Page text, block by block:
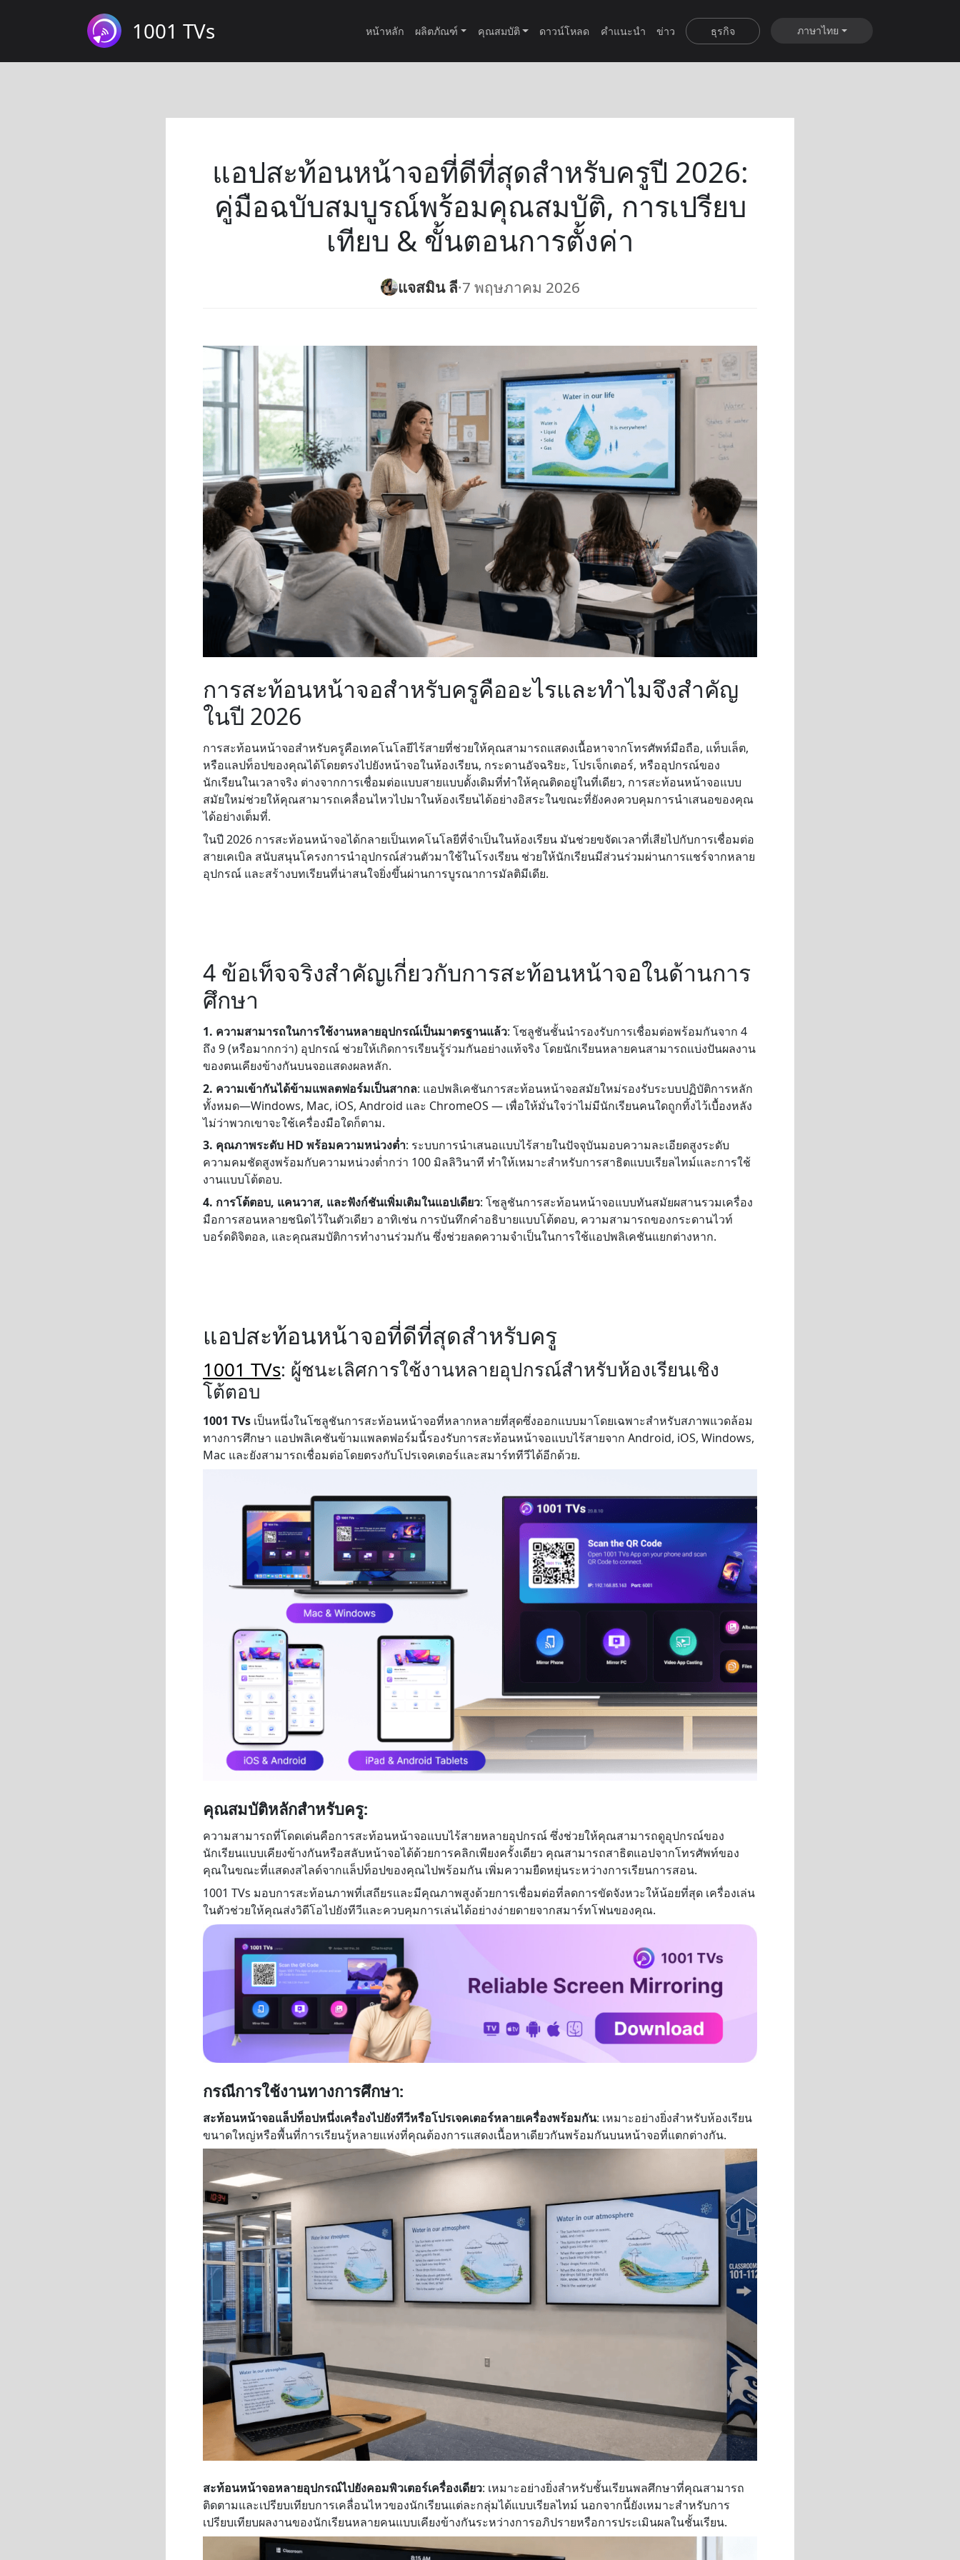
1001 TVs หน้าหลัก ผลิตภัณฑ์ คุณสมบัติ ดาวน์โหลด คำแนะนำ ข่าว ธุรกิจ ภาษาไทย
แอปสะท้อนหน้าจอที่ดีที่สุดสำหรับครูปี 2026:
คู่มือฉบับสมบูรณ์พร้อมคุณสมบัติ, การเปรียบ
เทียบ & ขั้นตอนการตั้งค่า
แจสมิน ลี·7 พฤษภาคม 2026
การสะท้อนหน้าจอสำหรับครูคืออะไรและทำไมจึงสำคัญ
ในปี 2026
การสะท้อนหน้าจอสำหรับครูคือเทคโนโลยีไร้สายที่ช่วยให้คุณสามารถแสดงเนื้อหาจากโทรศัพท์มือถือ, แท็บเล็ต,
หรือแลปท็อปของคุณได้โดยตรงไปยังหน้าจอในห้องเรียน, กระดานอัจฉริยะ, โปรเจ็กเตอร์, หรืออุปกรณ์ของ
นักเรียนในเวลาจริง ต่างจากการเชื่อมต่อแบบสายแบบดั้งเดิมที่ทำให้คุณติดอยู่ในที่เดียว, การสะท้อนหน้าจอแบบ
สมัยใหม่ช่วยให้คุณสามารถเคลื่อนไหวไปมาในห้องเรียนได้อย่างอิสระในขณะที่ยังคงควบคุมการนำเสนอของคุณ
ได้อย่างเต็มที่.
ในปี 2026 การสะท้อนหน้าจอได้กลายเป็นเทคโนโลยีที่จำเป็นในห้องเรียน มันช่วยขจัดเวลาที่เสียไปกับการเชื่อมต่อ
สายเคเบิล สนับสนุนโครงการนำอุปกรณ์ส่วนตัวมาใช้ในโรงเรียน ช่วยให้นักเรียนมีส่วนร่วมผ่านการแชร์จากหลาย
อุปกรณ์ และสร้างบทเรียนที่น่าสนใจยิ่งขึ้นผ่านการบูรณาการมัลติมีเดีย.
4 ข้อเท็จจริงสำคัญเกี่ยวกับการสะท้อนหน้าจอในด้านการ
ศึกษา
1. ความสามารถในการใช้งานหลายอุปกรณ์เป็นมาตรฐานแล้ว: โซลูชันชั้นนำรองรับการเชื่อมต่อพร้อมกันจาก 4
ถึง 9 (หรือมากกว่า) อุปกรณ์ ช่วยให้เกิดการเรียนรู้ร่วมกันอย่างแท้จริง โดยนักเรียนหลายคนสามารถแบ่งปันผลงาน
ของตนเคียงข้างกันบนจอแสดงผลหลัก.
2. ความเข้ากันได้ข้ามแพลตฟอร์มเป็นสากล: แอปพลิเคชันการสะท้อนหน้าจอสมัยใหม่รองรับระบบปฏิบัติการหลัก
ทั้งหมด—Windows, Mac, iOS, Android และ ChromeOS — เพื่อให้มั่นใจว่าไม่มีนักเรียนคนใดถูกทิ้งไว้เบื้องหลัง
ไม่ว่าพวกเขาจะใช้เครื่องมือใดก็ตาม.
3. คุณภาพระดับ HD พร้อมความหน่วงต่ำ: ระบบการนำเสนอแบบไร้สายในปัจจุบันมอบความละเอียดสูงระดับ
ความคมชัดสูงพร้อมกับความหน่วงต่ำกว่า 100 มิลลิวินาที ทำให้เหมาะสำหรับการสาธิตแบบเรียลไทม์และการใช้
งานแบบโต้ตอบ.
4. การโต้ตอบ, แคนวาส, และฟังก์ชันเพิ่มเติมในแอปเดียว: โซลูชันการสะท้อนหน้าจอแบบทันสมัยผสานรวมเครื่อง
มือการสอนหลายชนิดไว้ในตัวเดียว อาทิเช่น การบันทึกคำอธิบายแบบโต้ตอบ, ความสามารถของกระดานไวท์
บอร์ดดิจิตอล, และคุณสมบัติการทำงานร่วมกัน ซึ่งช่วยลดความจำเป็นในการใช้แอปพลิเคชันแยกต่างหาก.
แอปสะท้อนหน้าจอที่ดีที่สุดสำหรับครู
1001 TVs: ผู้ชนะเลิศการใช้งานหลายอุปกรณ์สำหรับห้องเรียนเชิง
โต้ตอบ
1001 TVs เป็นหนึ่งในโซลูชันการสะท้อนหน้าจอที่หลากหลายที่สุดซึ่งออกแบบมาโดยเฉพาะสำหรับสภาพแวดล้อม
ทางการศึกษา แอปพลิเคชันข้ามแพลตฟอร์มนี้รองรับการสะท้อนหน้าจอแบบไร้สายจาก Android, iOS, Windows,
Mac และยังสามารถเชื่อมต่อโดยตรงกับโปรเจคเตอร์และสมาร์ททีวีได้อีกด้วย.
คุณสมบัติหลักสำหรับครู:
ความสามารถที่โดดเด่นคือการสะท้อนหน้าจอแบบไร้สายหลายอุปกรณ์ ซึ่งช่วยให้คุณสามารถดูอุปกรณ์ของ
นักเรียนแบบเคียงข้างกันหรือสลับหน้าจอได้ด้วยการคลิกเพียงครั้งเดียว คุณสามารถสาธิตแอปจากโทรศัพท์ของ
คุณในขณะที่แสดงสไลด์จากแล็ปท็อปของคุณไปพร้อมกัน เพิ่มความยืดหยุ่นระหว่างการเรียนการสอน.
1001 TVs มอบการสะท้อนภาพที่เสถียรและมีคุณภาพสูงด้วยการเชื่อมต่อที่ลดการขัดจังหวะให้น้อยที่สุด เครื่องเล่น
ในตัวช่วยให้คุณส่งวิดีโอไปยังทีวีและควบคุมการเล่นได้อย่างง่ายดายจากสมาร์ทโฟนของคุณ.
กรณีการใช้งานทางการศึกษา:
สะท้อนหน้าจอแล็ปท็อปหนึ่งเครื่องไปยังทีวีหรือโปรเจคเตอร์หลายเครื่องพร้อมกัน: เหมาะอย่างยิ่งสำหรับห้องเรียน
ขนาดใหญ่หรือพื้นที่การเรียนรู้หลายแห่งที่คุณต้องการแสดงเนื้อหาเดียวกันพร้อมกันบนหน้าจอที่แตกต่างกัน.
สะท้อนหน้าจอหลายอุปกรณ์ไปยังคอมพิวเตอร์เครื่องเดียว: เหมาะอย่างยิ่งสำหรับชั้นเรียนพลศึกษาที่คุณสามารถ
ติดตามและเปรียบเทียบการเคลื่อนไหวของนักเรียนแต่ละกลุ่มได้แบบเรียลไทม์ นอกจากนี้ยังเหมาะสำหรับการ
เปรียบเทียบผลงานของนักเรียนหลายคนแบบเคียงข้างกันระหว่างการอภิปรายหรือการประเมินผลในชั้นเรียน.